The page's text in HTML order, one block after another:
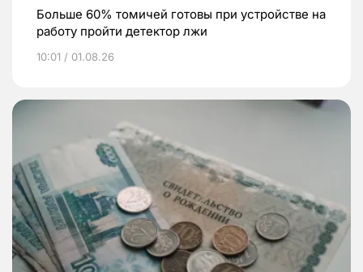
Больше 60% томичей готовы при устройстве на
работу пройти детектор лжи
10:01 / 01.08.26